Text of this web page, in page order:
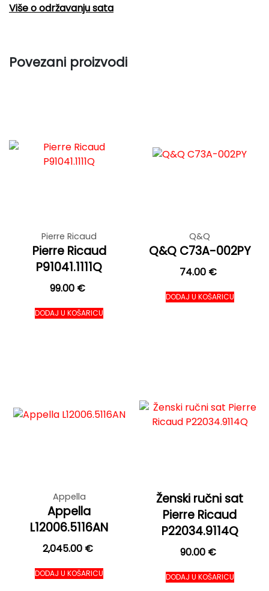
Više o održavanju sata
Povezani proizvodi
Pierre Ricaud
Pierre Ricaud
P91041.1111Q
99.00 €
DODAJ U KOŠARICU
Q&Q
Q&Q C73A-002PY
74.00 €
DODAJ U KOŠARICU
Appella
Appella
L12006.5116AN
2,045.00 €
DODAJ U KOŠARICU
Ženski ručni sat
Pierre Ricaud
P22034.9114Q
90.00 €
DODAJ U KOŠARICU